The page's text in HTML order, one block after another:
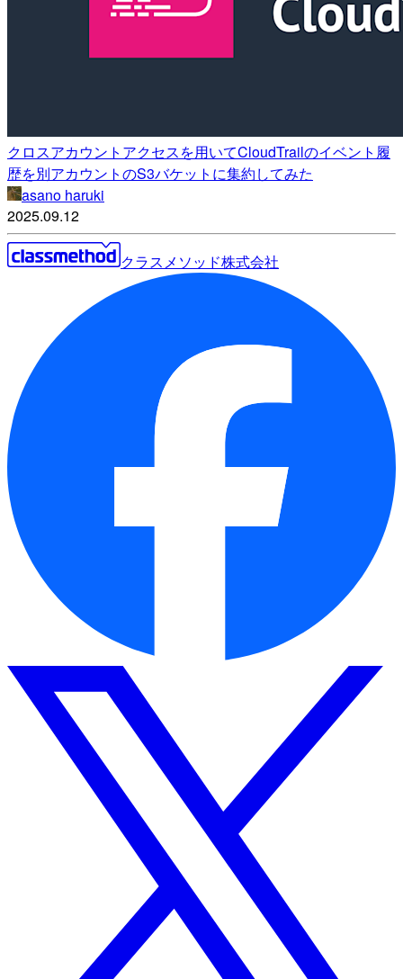
クロスアカウントアクセスを用いてCloudTrailのイベント履
歴を別アカウントのS3バケットに集約してみた
asano haruki
2025.09.12
クラスメソッド株式会社